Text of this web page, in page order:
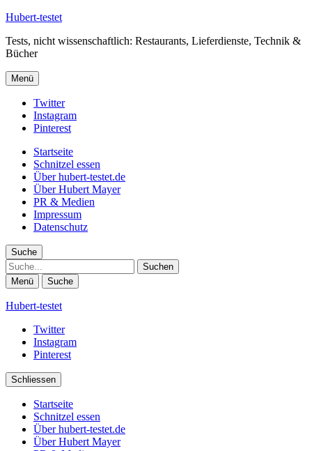
Hubert-testet
Tests, nicht wissenschaftlich: Restaurants, Lieferdienste, Technik &
Bücher
Menü
Twitter
Instagram
Pinterest
Startseite
Schnitzel essen
Über hubert-testet.de
Über Hubert Mayer
PR & Medien
Impressum
Datenschutz
Suche
Suche
Menü Suche
Hubert-testet
Twitter
Instagram
Pinterest
Schliessen
Startseite
Schnitzel essen
Über hubert-testet.de
Über Hubert Mayer